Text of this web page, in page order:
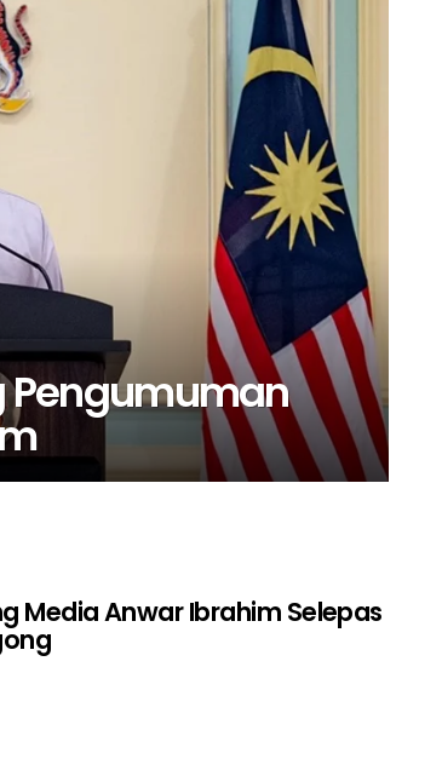
Pengumuman
Media Anwar Ibrahim Selepas